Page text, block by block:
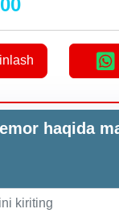
haqida